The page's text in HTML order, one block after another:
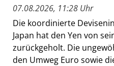
07.08.2026, 11:28 Uhr
Die koordinierte
Japan hat den Yen von
zurückgeholt. Die
den Umweg Euro sowie